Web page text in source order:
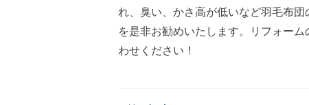
れ、臭い、かさ高が低いなど羽毛布
を是非お勧めいたします。リフォー
わせください！